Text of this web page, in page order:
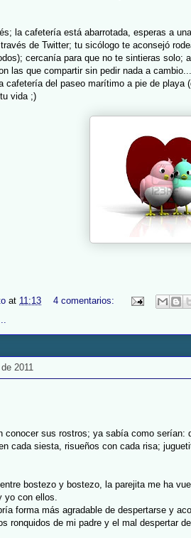
la cafetería está abarrotada, esperas a
de Twitter; tu sicólogo te aconsejó
cercanía para que no te sintieras solo;
las que compartir sin pedir nada a
cafetería del paseo marítimo a pie de
vida ;)
at 11:13
4 comentarios:
2011
conocer sus rostros; ya sabía como serían:
cada siesta, risueños con cada risa;
bostezo y bostezo, la parejita me ha
yo con ellos.
forma más agradable de despertarse y
ronquidos de mi padre y el mal despertar